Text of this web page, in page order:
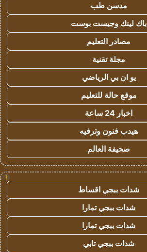
مدسن طب
باك لينك وجيست بوست
مصادر التعليم
مجلة تقنية
يو ان بي الرياضي
موقع حالة للتعليم
اخبار 24 ساعة
هيدب فنون وترفيه
صحيفة العالم
!
شدات ببجي اقساط
شدات ببجي تمارا
شدات ببجي تمارا
شدات ببجي تابي